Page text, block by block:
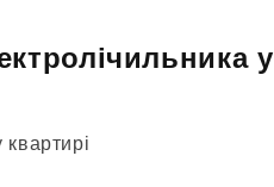
у
квартирі